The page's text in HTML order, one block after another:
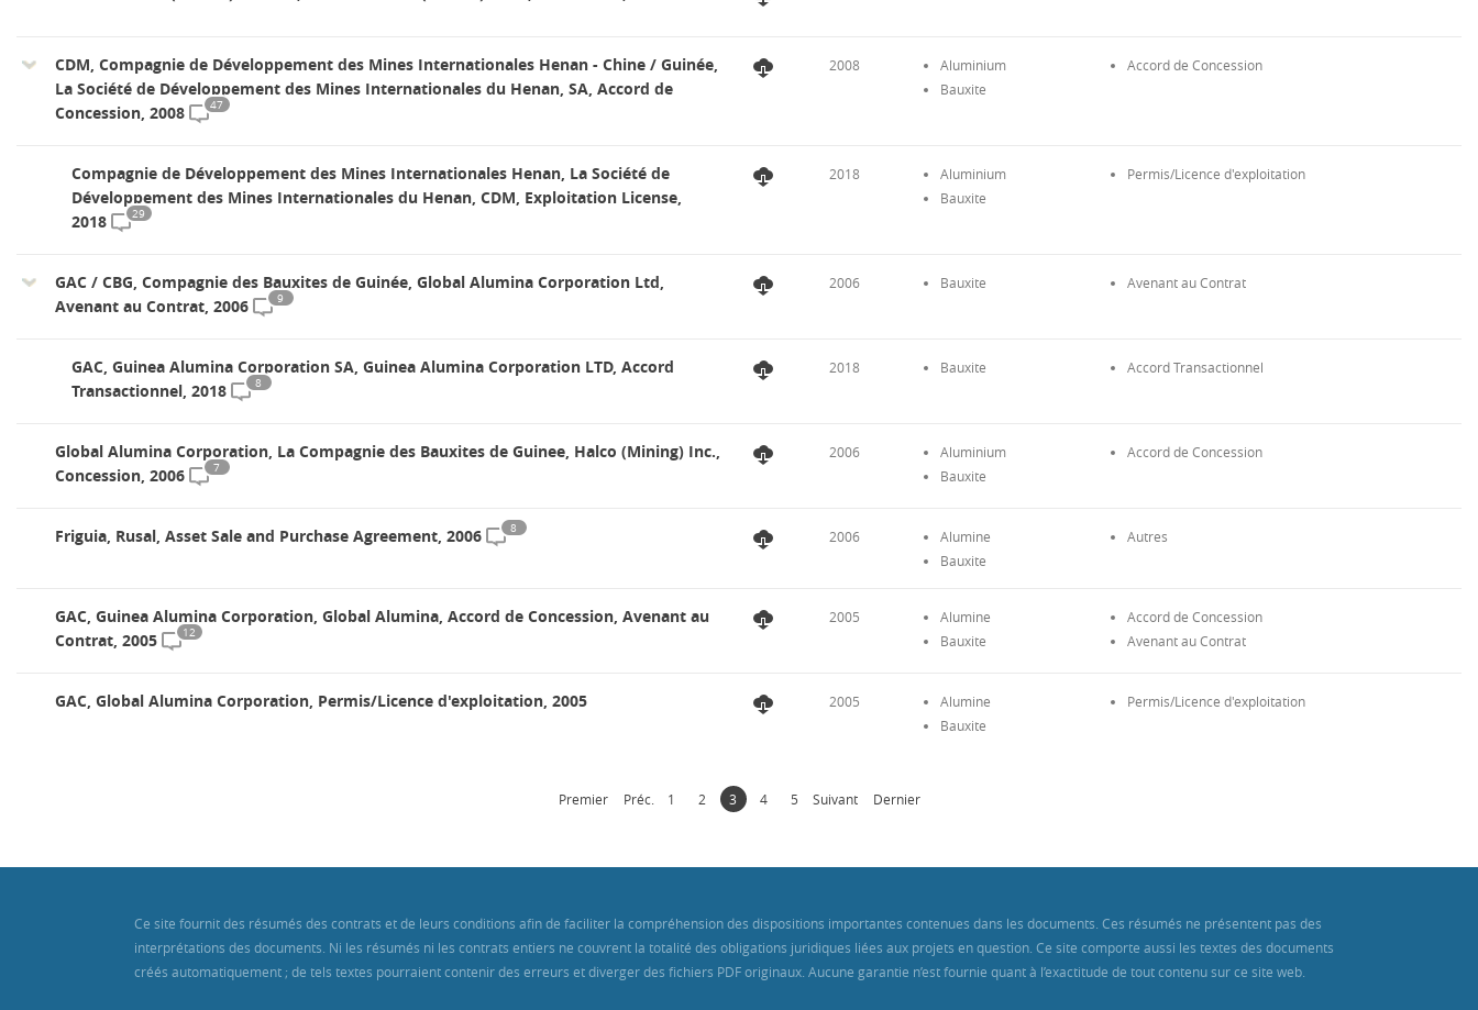
CDM, Compagnie de Développement des Mines Internationales Henan - Chine / Guinée,
La Société de Développement des Mines Internationales du Henan, SA, Accord de
Concession, 2008
47
2008
Aluminium
Bauxite
Accord de Concession
Compagnie de Développement des Mines Internationales Henan, La Société de
Développement des Mines Internationales du Henan, CDM, Exploitation License,
2018
29
2018
Aluminium
Bauxite
Permis/Licence d'exploitation
GAC / CBG, Compagnie des Bauxites de Guinée, Global Alumina Corporation Ltd,
Avenant au Contrat, 2006
9
2006 Bauxite Avenant au Contrat
GAC, Guinea Alumina Corporation SA, Guinea Alumina Corporation LTD, Accord
Transactionnel, 2018
8
2018 Bauxite Accord Transactionnel
Global Alumina Corporation, La Compagnie des Bauxites de Guinee, Halco (Mining) Inc.,
Concession, 2006
7
2006
Aluminium
Bauxite
Accord de Concession
Friguia, Rusal, Asset Sale and Purchase Agreement, 2006 8 2006
Alumine
Bauxite
Autres
GAC, Guinea Alumina Corporation, Global Alumina, Accord de Concession, Avenant au
Contrat, 2005
12
2005
Alumine
Bauxite
Accord de Concession
Avenant au Contrat
GAC, Global Alumina Corporation, Permis/Licence d'exploitation, 2005 2005
Alumine
Bauxite
Permis/Licence d'exploitation
Premier Préc. 1 2 3 4 5 Suivant Dernier
Ce site fournit des résumés des contrats et de leurs conditions afin de faciliter la compréhension des dispositions importantes contenues dans les documents. Ces résumés ne présentent pas des
interprétations des documents. Ni les résumés ni les contrats entiers ne couvrent la totalité des obligations juridiques liées aux projets en question. Ce site comporte aussi les textes des documents
créés automatiquement ; de tels textes pourraient contenir des erreurs et diverger des fichiers PDF originaux. Aucune garantie n’est fournie quant à l’exactitude de tout contenu sur ce site web.